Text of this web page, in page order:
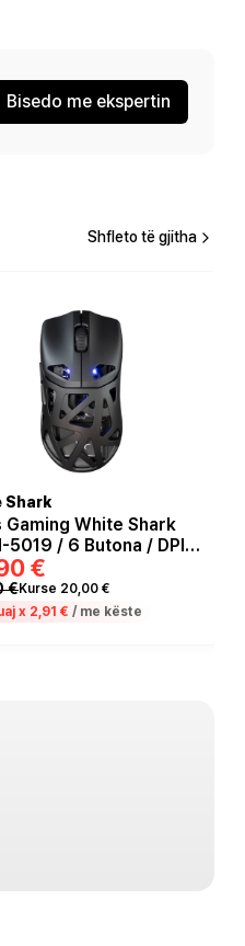
Bisedo me ekspertin
Shfleto të gjitha
Shark
Gaming White Shark
5019 / 6 Butona / DPI
- 24000 SW /
- e zezë
€
€Kurse 20,00 €
x 2,91 € / me këste